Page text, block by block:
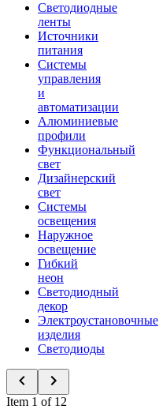
Светодиодные
ленты
Источники
питания
Системы
управления
и
автоматизации
Алюминиевые
профили
Функциональный
свет
Дизайнерский
свет
Системы
освещения
Наружное
освещение
Гибкий
неон
Светодиодный
декор
Электроустановочные
изделия
Светодиоды
Item 1 of 12